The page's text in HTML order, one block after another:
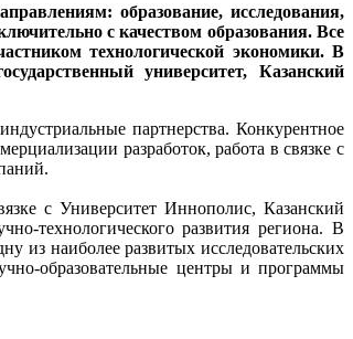
образование, исследования,
с качеством образования. Все
технологической экономики. В
университет, Казанский
партнерства. Конкурентное
разработок, работа в связке с
с Университет Иннополис, Казанский
технологического развития региона. В
из наиболее развитых исследовательских
образовательные центры и программы